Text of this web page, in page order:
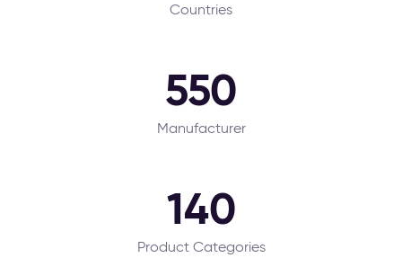
Countries
550
Manufacturer
140
Product Categories